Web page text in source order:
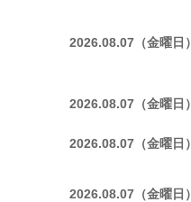
2026.08.07（金曜日）
2026.08.07（金曜日）
2026.08.07（金曜日）
2026.08.07（金曜日）